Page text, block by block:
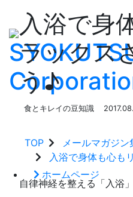
ホームページ
入浴で身
ラックス
う♪
食とキレイの豆知識
TOP メールマガジン
入浴で身体も心も
自律神経を整える「入浴